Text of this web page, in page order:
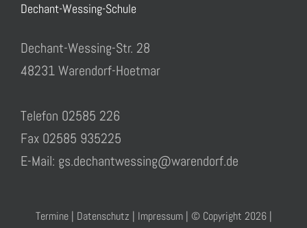
Dechant-Wessing-Schule
Dechant-Wessing-Str. 28
48231 Warendorf-Hoetmar
Telefon 02585 226
Fax 02585 935225
E-Mail: gs.dechantwessing@warendorf.de
Termine| Datenschutz | Impressum| © Copyright 2026 |